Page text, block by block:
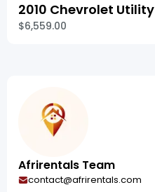
2010 Chevrolet Utility
$6,559.00
Afrirentals Team
contact@afrirentals.com